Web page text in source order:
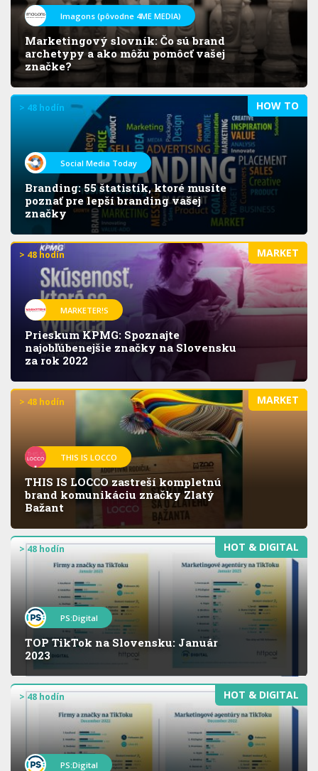
Imagons (pôvodne 4ME MEDIA)
Marketingový slovník: Čo sú brand
archetypy a ako môžu pomôcť vašej
značke?
HOW TO
> 48 hodín
Social Media Today
Branding: 55 štatistík, ktoré musíte
poznať pre lepší branding vašej
značky
MARKET
> 48 hodín
MARKETER!S
Prieskum KPMG: Spoznajte
najobľúbenejšie značky na Slovensku
za rok 2022
MARKET
> 48 hodín
THIS IS LOCCO
THIS IS LOCCO zastreší kompletnú
brand komunikáciu značky Zlatý
Bažant
HOT & DIGITAL
> 48 hodín
PS:Digital
TOP TikTok na Slovensku: Január
2023
HOT & DIGITAL
> 48 hodín
PS:Digital